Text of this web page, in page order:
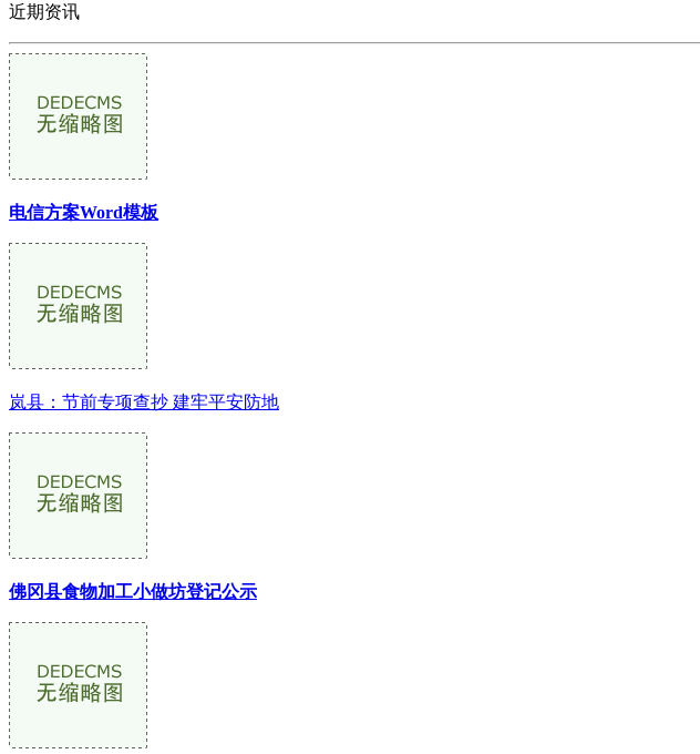
近期资讯
电信方案Word模板
岚县：节前专项查抄 建牢平安防地
佛冈县食物加工小做坊登记公示